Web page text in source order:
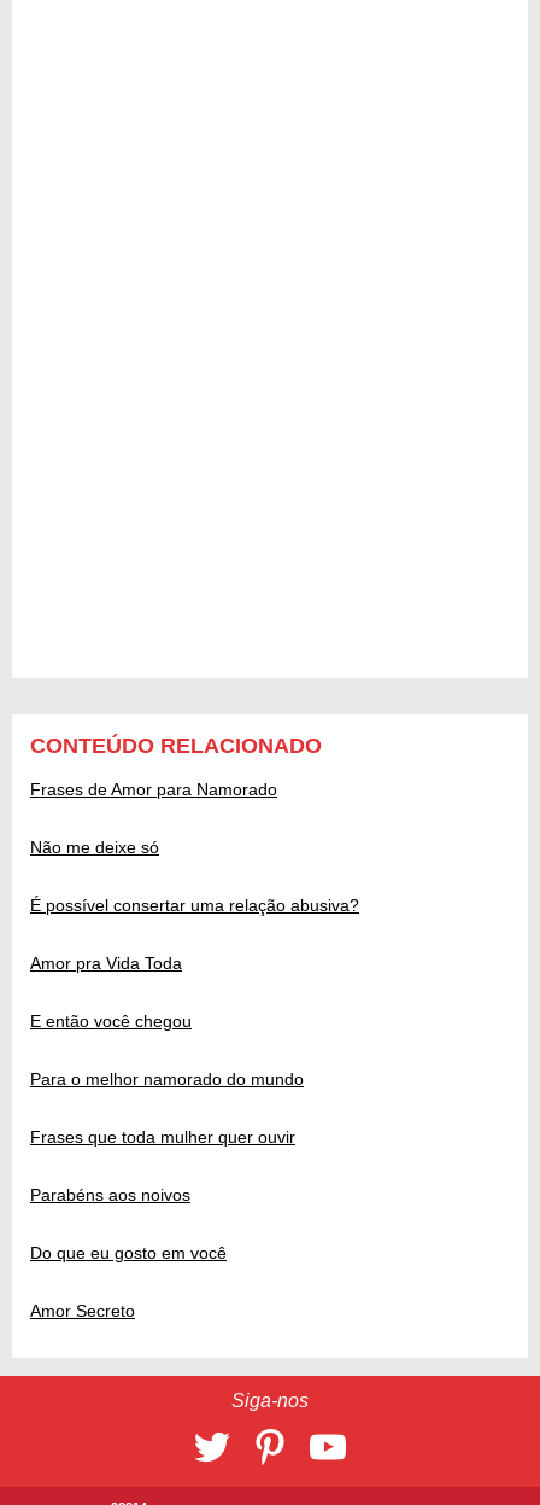
CONTEÚDO RELACIONADO
Frases de Amor para Namorado
Não me deixe só
É possível consertar uma relação abusiva?
Amor pra Vida Toda
E então você chegou
Para o melhor namorado do mundo
Frases que toda mulher quer ouvir
Parabéns aos noivos
Do que eu gosto em você
Amor Secreto
Siga-nos